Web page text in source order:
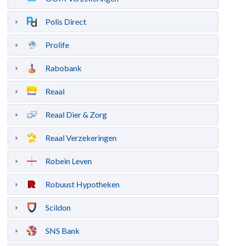
Polis Direct
Prolife
Rabobank
Reaal
Reaal Dier & Zorg
Reaal Verzekeringen
Robein Leven
Robuust Hypotheken
Scildon
SNS Bank